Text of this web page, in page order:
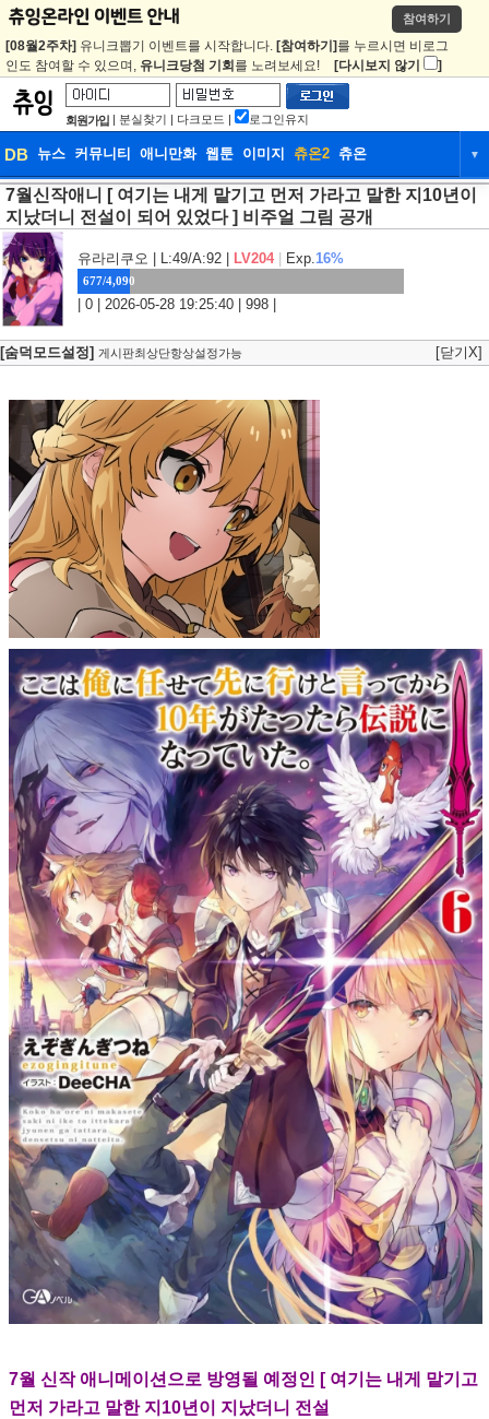
참여하기
[08월2주차] 유니크뽑기 이벤트를 시작합니다. [참여하기] 를 누르시면 비로그
인도 참여할 수 있으며, 유니크당첨 기회 를 노려보세요! [다시보지 않기 ]
회원가입 | 분실찾기 | 다크모드 | 로그인유지
DB 뉴스 커뮤니티 애니만화 웹툰 이미지 츄온2 츄온 ▼
DB 뉴스 커뮤니티 애니만화
웹툰
7월신작애니 [ 여기는 내게 맡기고 먼저 가라고 말한 지10년이
지났더니 전설이 되어 있었다 ] 비주얼 그림 공개
유라리쿠오 | L:49/A:92 | LV204 Exp.16%
677/4,090
| 0 | 2026-05-28 19:25:40 | 998 |
[숨덕모드설정] 게시판최상단항상설정가능 [닫기X]
7월 신작 애니메이션으로 방영될 예정인 [ 여기는 내게 맡기고
먼저 가라고 말한 지10년이 지났더니 전설